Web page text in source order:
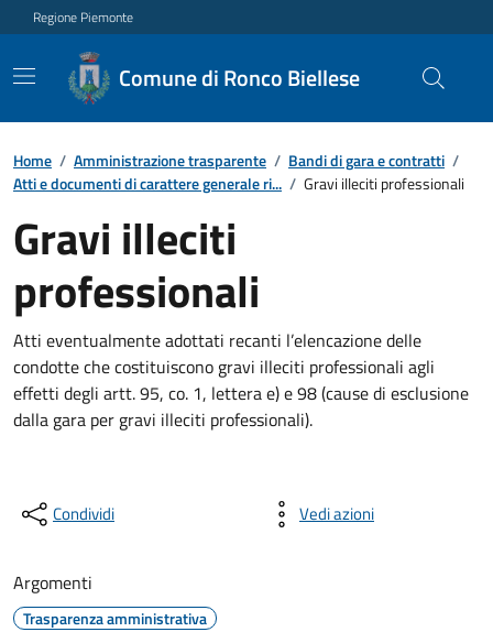
Regione Piemonte
Comune di Ronco Biellese
Home / Amministrazione trasparente / Bandi di gara e contratti /
Atti e documenti di carattere generale ri... / Gravi illeciti professionali
Gravi illeciti
professionali
Atti eventualmente adottati recanti l’elencazione delle
condotte che costituiscono gravi illeciti professionali agli
effetti degli artt. 95, co. 1, lettera e) e 98 (cause di esclusione
dalla gara per gravi illeciti professionali).
Condividi Vedi azioni
Argomenti
Trasparenza amministrativa